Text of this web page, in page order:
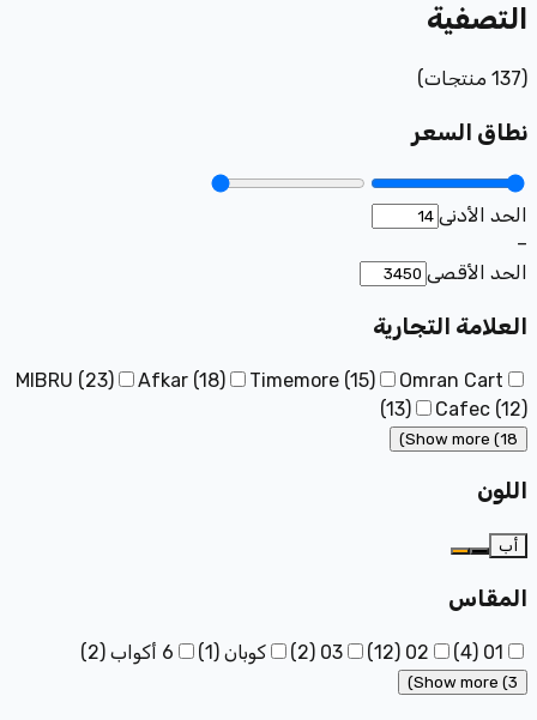
التصفية
(
137 منتجات)
نطاق السعر
الحد الأدنى
–
الحد الأقصى
العلامة التجارية
MIBRU (23) Afkar (18) Timemore (15)
Omran Cart
(13) Cafec (12)
Show more (18)
اللون
أب
المقاس
01
(
4
)
02
(
12
)
03
(
2
) كوبان (
1
) 6 أكواب (
2
)
Show more (3)